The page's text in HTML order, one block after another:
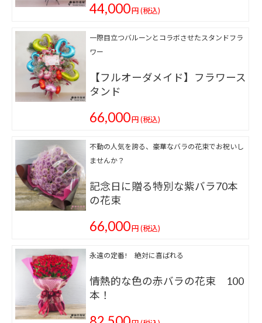
44,000円(税込)
一際目立つバルーンとコラボさせたスタンドフラ
ワー
【フルオーダメイド】フラワース
タンド
66,000円(税込)
不動の人気を誇る、豪華なバラの花束でお祝いし
ませんか？
記念日に贈る特別な紫バラ70本
の花束
66,000円(税込)
永遠の定番! 絶対に喜ばれる
情熱的な色の赤バラの花束 100
本！